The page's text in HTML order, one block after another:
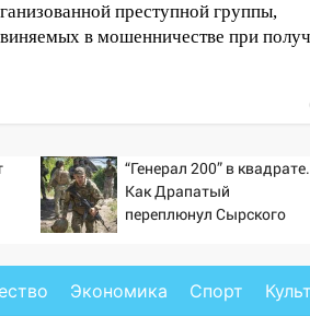
преступной группы,
в мошенничестве при
“Генерал 200” в квадрате.
Как Драпатый
переплюнул Сырского
Экономика Спорт